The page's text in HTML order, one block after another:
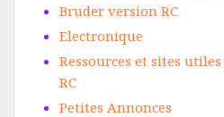
Bruder version RC
Electronique
Ressources et sites
RC
Petites Annonces